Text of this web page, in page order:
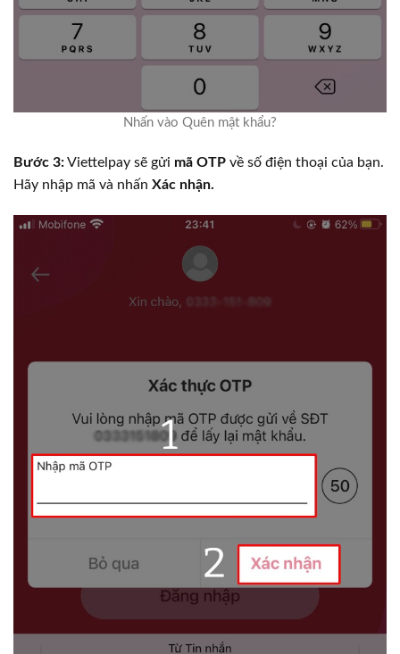
Nhấn vào Quên mật khẩu?
Bước 3:Viettelpay sẽ gửi mã OTP về số điện thoại của bạn.
Hãy nhập mã và nhấn Xác nhận.